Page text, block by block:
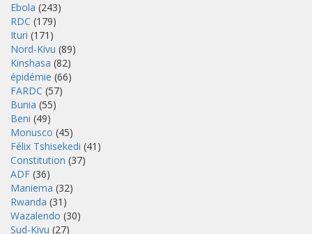
Ebola (243)
RDC (179)
Ituri (171)
Nord-Kivu (89)
Kinshasa (82)
épidémie (66)
FARDC (57)
Bunia (55)
Beni (49)
Monusco (45)
Félix Tshisekedi (41)
Constitution (37)
ADF (36)
Maniema (32)
Rwanda (31)
Wazalendo (30)
Sud-Kivu (27)